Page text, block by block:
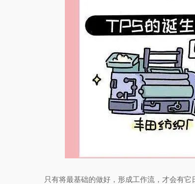
只有将最基础的做好，形成工作流，才会有